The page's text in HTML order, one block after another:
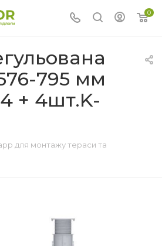
0
795 мм
+ 4шт.K-
для монтажу тераси та